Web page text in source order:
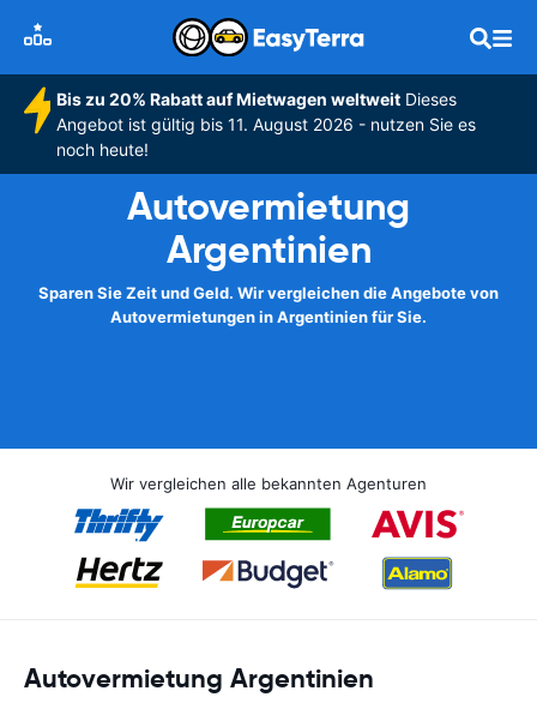
Bis zu 20% Rabatt auf Mietwagen weltweitDieses
Angebot ist gültig bis 11. August 2026 - nutzen Sie es
noch heute!
Autovermietung
Argentinien
Sparen Sie Zeit und Geld. Wir vergleichen die Angebote von
Autovermietungen in Argentinien für Sie.
Wir vergleichen alle bekannten Agenturen
Autovermietung Argentinien